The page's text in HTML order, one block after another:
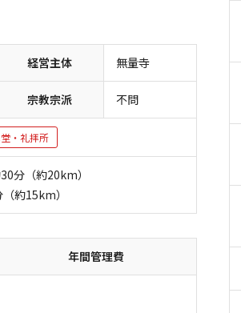
経営主体 無量寺
宗教宗派 不問
・礼拝所
分（約20km）
約15km）
年間管理費